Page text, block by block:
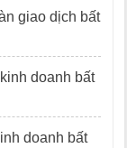
giao dịch bất
doanh bất
doanh bất